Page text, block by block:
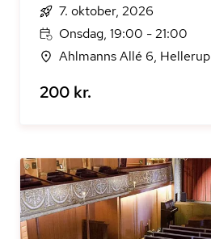
7. oktober, 2026
Onsdag, 19:00 - 21:00
Ahlmanns Allé 6, Hellerup
200 kr.